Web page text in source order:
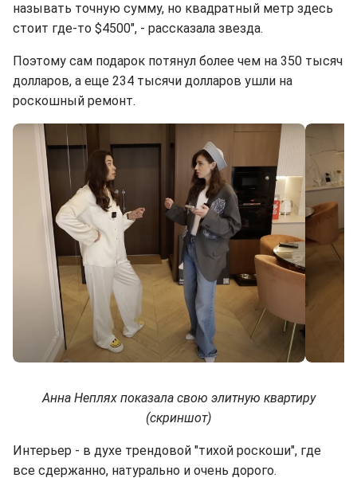
называть точную сумму, но квадратный метр здесь
стоит где-то $4500", - рассказала звезда.
Поэтому сам подарок потянул более чем на 350 тысяч
долларов, а еще 234 тысячи долларов ушли на
роскошный ремонт.
Анна Неплях показала свою элитную квартиру
(скриншот)
Интерьер - в духе трендовой "тихой роскоши", где
все сдержанно, натурально и очень дорого.